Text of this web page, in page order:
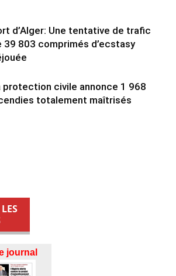
d’Alger: Une tentative de trafic
39 803 comprimés d’ecstasy
protection civile annonce 1 968
totalement maîtrisés